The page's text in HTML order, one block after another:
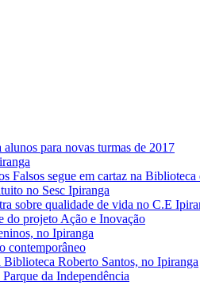
para novas turmas de 2017
Falsos segue em cartaz na Biblioteca
no Sesc Ipiranga
sobre qualidade de vida no C.E
do projeto Ação e Inovação
no Ipiranga
contemporâneo
Roberto Santos, no Ipiranga
da Independência